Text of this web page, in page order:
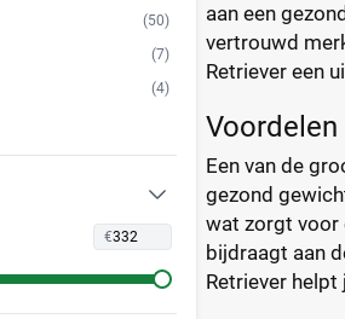
(50)
(7)
(4)
(18)
(57)
(12)
(7)
€
aan een
vertrouwd
Retriever een
Voordelen
Een van de
gezond
wat zorgt voor
bijdraagt aan
Retriever